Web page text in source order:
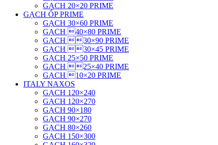
GẠCH 20×20 PRIME
GẠCH ỐP PRIME
GẠCH 30×60 PRIME
GẠCH 40×80 PRIME
GẠCH 30×90 PRIME
GẠCH 30×45 PRIME
GẠCH 25×50 PRIME
GẠCH 25×40 PRIME
GẠCH 10×20 PRIME
ITALY NAXOS
GẠCH 120×240
GẠCH 120×270
GẠCH 90×180
GẠCH 90×270
GẠCH 80×260
GẠCH 150×300